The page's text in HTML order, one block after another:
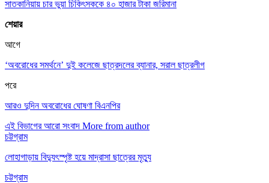
সাতকানিয়ায় চার ভুয়া চিকিৎসককে ৪০ হাজার টাকা জরিমানা
শেয়ার
আগে
‘অবরোধের সমর্থনে’ দুই কলেজে ছাত্রদলের ব্যানার, সরাল ছাত্রলীগ
পরে
আরও দুদিন অবরোধের ঘোষণা বিএনপির
এই বিভাগের আরো সংবাদ More from author
চট্টগ্রাম
লোহাগাড়ায় বিদ্যুৎস্পৃষ্ট হয়ে মাদ্রাসা ছাত্রের মৃত্যু
চট্টগ্রাম